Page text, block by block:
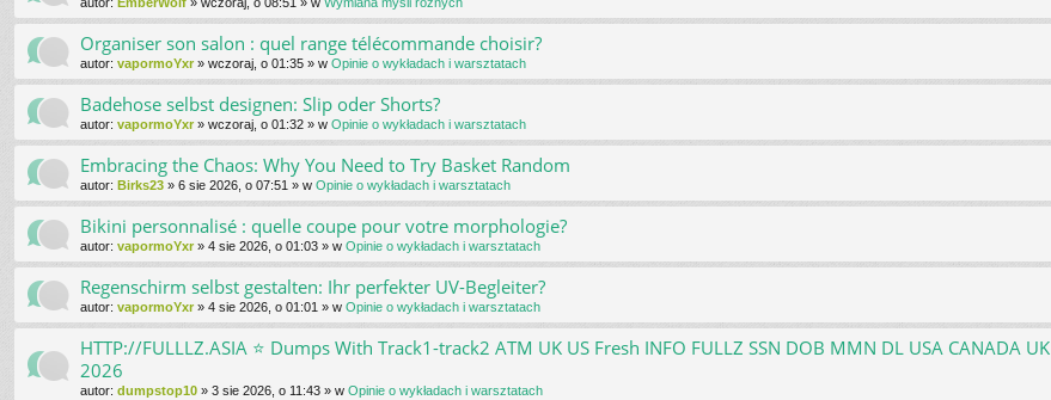
autor: EmberWolf » wczoraj, o 08:51 » w Wymiana myśli różnych
Organiser son salon : quel range télécommande choisir?
autor: vapormoYxr » wczoraj, o 01:35 » w Opinie o wykładach i warsztatach
Badehose selbst designen: Slip oder Shorts?
autor: vapormoYxr » wczoraj, o 01:32 » w Opinie o wykładach i warsztatach
Embracing the Chaos: Why You Need to Try Basket Random
autor: Birks23 » 6 sie 2026, o 07:51 » w Opinie o wykładach i warsztatach
Bikini personnalisé : quelle coupe pour votre morphologie?
autor: vapormoYxr » 4 sie 2026, o 01:03 » w Opinie o wykładach i warsztatach
Regenschirm selbst gestalten: Ihr perfekter UV-Begleiter?
autor: vapormoYxr » 4 sie 2026, o 01:01 » w Opinie o wykładach i warsztatach
HTTP://FULLLZ.ASIA ⭐️ Dumps With Track1-track2 ATM UK US Fresh INFO FULLZ SSN DOB MMN DL USA CANADA UK
2026
autor: dumpstop10 » 3 sie 2026, o 11:43 » w Opinie o wykładach i warsztatach